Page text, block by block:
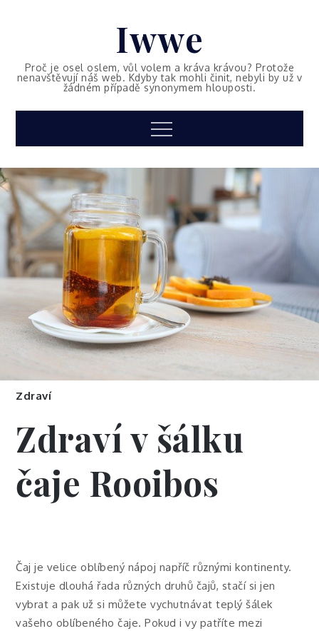
Iwwe
Proč je osel oslem, vůl volem a kráva krávou? Protože
nenavštěvují náš web. Kdyby tak mohli činit, nebyli by už v
žádném případě synonymem hlouposti.
Menu
Zdraví
Zdraví v šálku
čaje Rooibos
Čaj je velice oblíbený nápoj napříč různými kontinenty.
Existuje dlouhá řada různých druhů čajů, stačí si jen
vybrat a pak už si můžete vychutnávat teplý šálek
vašeho oblíbeného čaje. Pokud i vy patříte mezi